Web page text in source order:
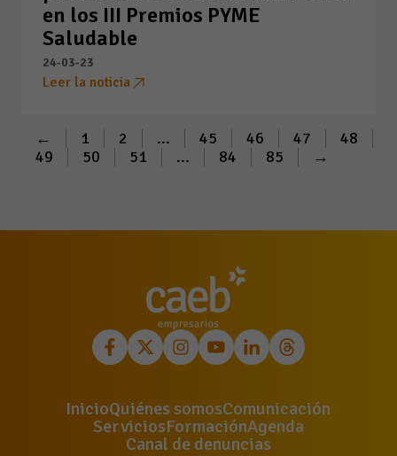
en los III Premios PYME
Saludable
24-03-23
Leer la noticia
← 1 2 ... 45 46 47
48
49
50 51 ... 84 85 →
InicioQuiénes somosComunicación
ServiciosFormaciónAgenda
Canal de denuncias